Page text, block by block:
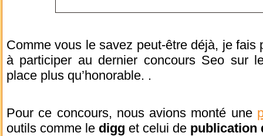
Comme vous le savez peut-être déjà, je
à participer au dernier concours Seo sur
place plus qu’honorable. .
Pour ce concours, nous avions monté une
outils comme le digg et celui de publication